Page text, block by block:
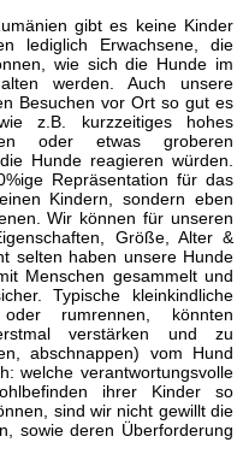
gibt es keine Kinder
lediglich Erwachsene, die
wie sich die Hunde im
werden. Auch unsere
Besuchen vor Ort so gut es
z.B. kurzzeitiges hohes
oder etwas groberen
Hunde reagieren würden.
Repräsentation für das
Kindern, sondern eben
Wir können für unseren
Größe, Alter &
selten haben unsere Hunde
Menschen gesammelt und
Typische kleinkindliche
rumrennen, könnten
verstärken und zu
abschnappen) vom Hund
welche verantwortungsvolle
ihrer Kinder so
sind wir nicht gewillt die
sowie deren Überforderung